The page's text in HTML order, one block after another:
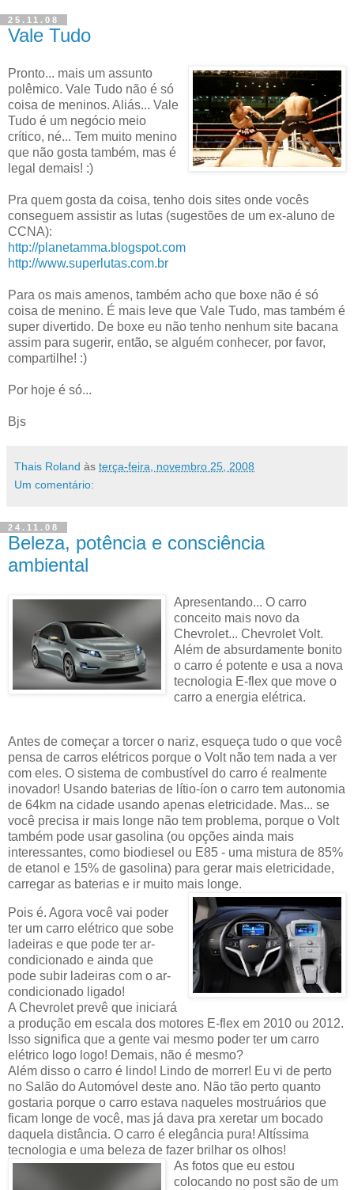
25.11.08
Vale Tudo
Pronto... mais um assunto
polêmico. Vale Tudo não é só
coisa de meninos. Aliás... Vale
Tudo é um negócio meio
crítico, né... Tem muito menino
que não gosta também, mas é
legal demais! :)
Pra quem gosta da coisa, tenho dois sites onde vocês
conseguem assistir as lutas (sugestões de um ex-aluno de
CCNA):
http://planetamma.blogspot.com
http://www.superlutas.com.br
Para os mais amenos, também acho que boxe não é só
coisa de menino. É mais leve que Vale Tudo, mas também é
super divertido. De boxe eu não tenho nenhum site bacana
assim para sugerir, então, se alguém conhecer, por favor,
compartilhe! :)
Por hoje é só...
Bjs
Thais Roland às terça-feira, novembro 25, 2008
Um comentário:
24.11.08
Beleza, potência e consciência
ambiental
Apresentando... O carro
conceito mais novo da
Chevrolet... Chevrolet Volt.
Além de absurdamente bonito
o carro é potente e usa a nova
tecnologia E-flex que move o
carro a energia elétrica.
Antes de começar a torcer o nariz, esqueça tudo o que você
pensa de carros elétricos porque o Volt não tem nada a ver
com eles. O sistema de combustível do carro é realmente
inovador! Usando baterias de lítio-íon o carro tem autonomia
de 64km na cidade usando apenas eletricidade. Mas... se
você precisa ir mais longe não tem problema, porque o Volt
também pode usar gasolina (ou opções ainda mais
interessantes, como biodiesel ou E85 - uma mistura de 85%
de etanol e 15% de gasolina) para gerar mais eletricidade,
carregar as baterias e ir muito mais longe.
Pois é. Agora você vai poder
ter um carro elétrico que sobe
ladeiras e que pode ter ar-
condicionado e ainda que
pode subir ladeiras com o ar-
condicionado ligado!
A Chevrolet prevê que iniciará
a produção em escala dos motores E-flex em 2010 ou 2012.
Isso significa que a gente vai mesmo poder ter um carro
elétrico logo logo! Demais, não é mesmo?
Além disso o carro é lindo! Lindo de morrer! Eu vi de perto
no Salão do Automóvel deste ano. Não tão perto quanto
gostaria porque o carro estava naqueles mostruários que
ficam longe de você, mas já dava pra xeretar um bocado
daquela distância. O carro é elegância pura! Altíssima
tecnologia e uma beleza de fazer brilhar os olhos!
As fotos que eu estou
colocando no post são de um